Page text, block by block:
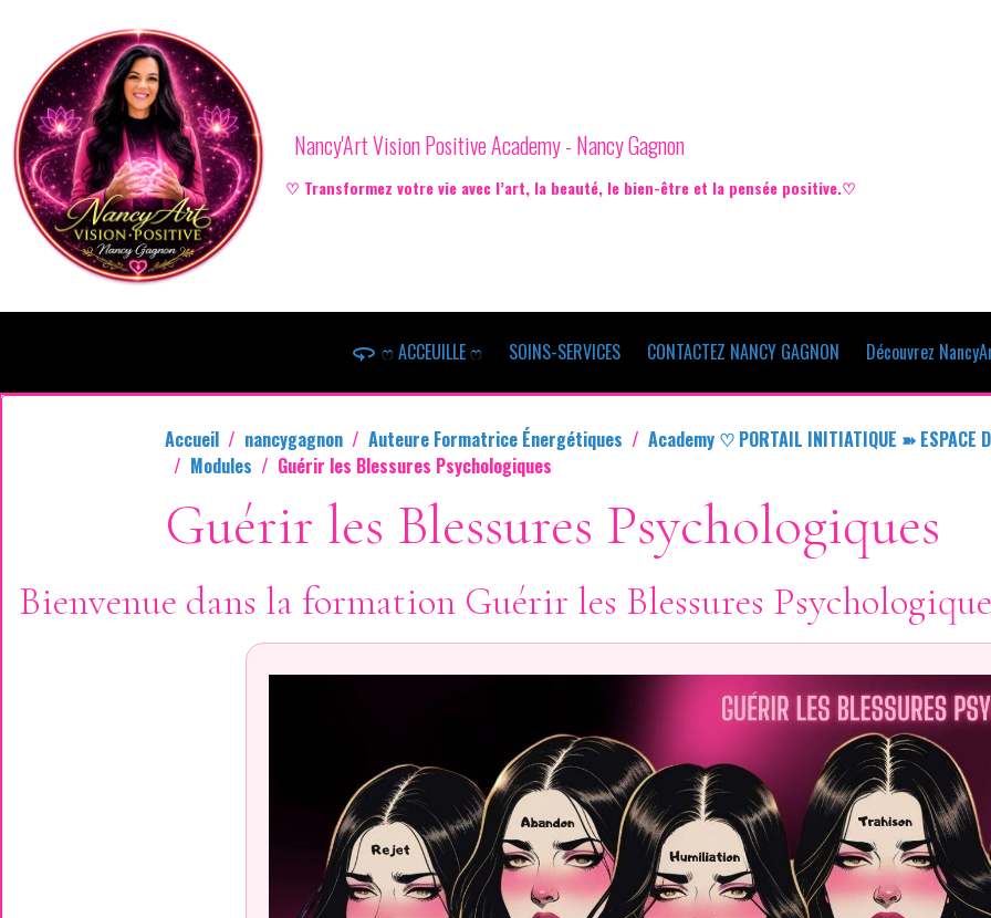
Nancy'Art Vision Positive Academy - Nancy Gagnon
♡ Transformez votre vie avec l’art, la beauté, le bien-être et la pensée positive.♡
ෆ ACCEUILLE ෆ SOINS-SERVICES CONTACTEZ NANCY GAGNON Découvrez
Accueil nancygagnon Auteure Formatrice Énergétiques
Academy ♡ PORTAIL INITIATIQUE ➽ ESPACE
Modules
Guérir les Blessures Psychologiques
Guérir les Blessures Psychologiques
Bienvenue dans la formation Guérir les Blessures